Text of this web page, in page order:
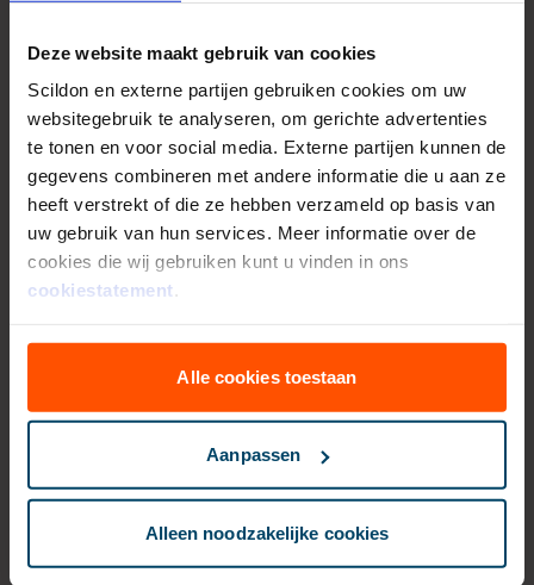
Deze website maakt gebruik van cookies
Scildon en externe partijen gebruiken cookies om uw
websitegebruik te analyseren, om gerichte advertenties
te tonen en voor social media. Externe partijen kunnen de
gegevens combineren met andere informatie die u aan ze
heeft verstrekt of die ze hebben verzameld op basis van
uw gebruik van hun services. Meer informatie over de
cookies die wij gebruiken kunt u vinden in ons
cookiestatement.
Alle cookies toestaan
Aanpassen
Alleen noodzakelijke cookies
BemiddelingsService. Zij denken
Heb je al eenMijn Waard
account?
Mijn Waard is jouw online polismap. Hier vind
documenten overzichtelijk bij elkaar.
Heb je al een account? Log dan direct in
via de knop hieronder.
Nog geen account? Klik dan op